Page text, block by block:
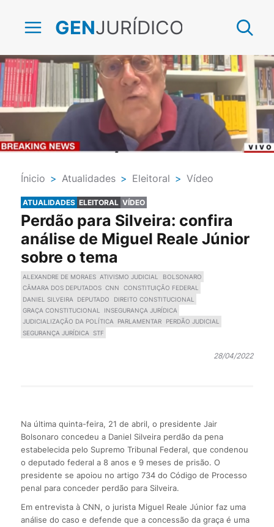
GENJURÍDICO
Ínicio > Atualidades > Eleitoral > Vídeo
ATUALIDADES ELEITORAL VÍDEO
Perdão para Silveira: confira
análise de Miguel Reale Júnior
sobre o tema
ALEXANDRE DE MORAES ATIVISMO JUDICIAL
BOLSONARO
CÂMARA DOS DEPUTADOS CNN
CONSTITUIÇÃO FEDERAL
DANIEL SILVEIRA
DEPUTADO
DIREITO CONSTITUCIONAL
GRAÇA CONSTITUCIONAL
INSEGURANÇA JURÍDICA
JUDICIALIZAÇÃO DA POLÍTICA
PARLAMENTAR
PERDÃO JUDICIAL
SEGURANÇA JURÍDICA STF
28/04/2022
Na última quinta-feira, 21 de abril, o presidente Jair
Bolsonaro concedeu a Daniel Silveira perdão da pena
estabelecida pelo Supremo Tribunal Federal, que condenou
o deputado federal a 8 anos e 9 meses de prisão. O
presidente se apoiou no artigo 734 do Código de Processo
penal para conceder perdão para Silveira.
Em entrevista à CNN, o jurista Miguel Reale Júnior faz uma
análise do caso e defende que a concessão da graça é uma